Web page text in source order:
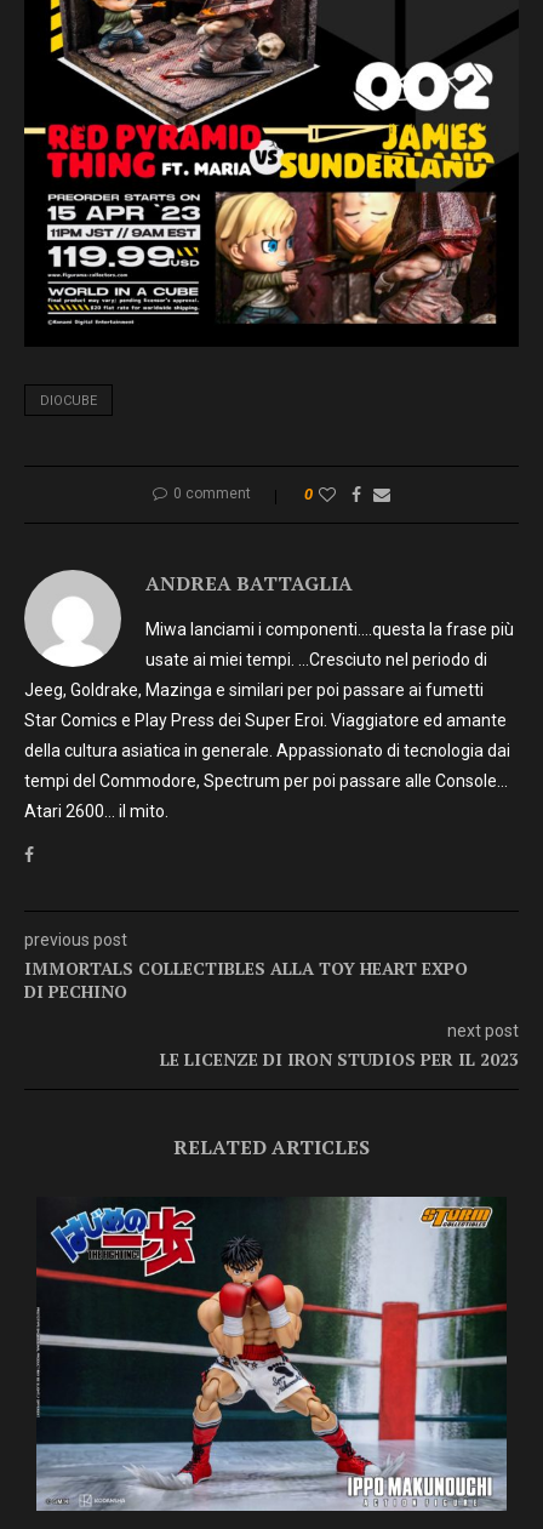
DIOCUBE
0 comment 0
ANDREA BATTAGLIA
Miwa lanciami i componenti….questa la frase più
usate ai miei tempi. …Cresciuto nel periodo di
Jeeg, Goldrake, Mazinga e similari per poi passare ai fumetti
Star Comics e Play Press dei Super Eroi. Viaggiatore ed amante
della cultura asiatica in generale. Appassionato di tecnologia dai
tempi del Commodore, Spectrum per poi passare alle Console…
Atari 2600… il mito.
previous post
IMMORTALS COLLECTIBLES ALLA TOY HEART EXPO
DI PECHINO
next post
LE LICENZE DI IRON STUDIOS PER IL 2023
RELATED ARTICLES